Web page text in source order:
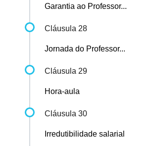
Garantia ao Professor...
Cláusula 28
Jornada do Professor...
Cláusula 29
Hora-aula
Cláusula 30
Irredutibilidade salarial